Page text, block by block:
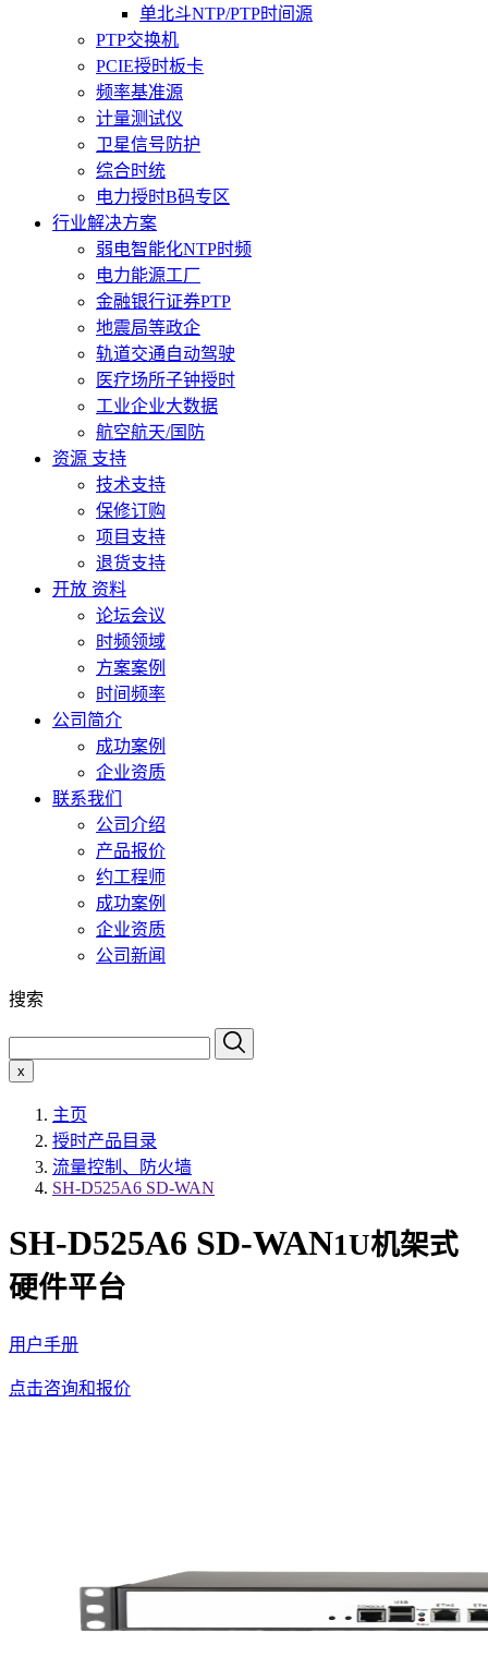
单北斗NTP/PTP时间源
PTP交换机
PCIE授时板卡
频率基准源
计量测试仪
卫星信号防护
综合时统
电力授时B码专区
行业解决方案
弱电智能化NTP时频
电力能源工厂
金融银行证券PTP
地震局等政企
轨道交通自动驾驶
医疗场所子钟授时
工业企业大数据
航空航天/国防
资源 支持
技术支持
保修订购
项目支持
退货支持
开放 资料
论坛会议
时频领域
方案案例
时间频率
公司简介
成功案例
企业资质
联系我们
公司介绍
产品报价
约工程师
成功案例
企业资质
公司新闻
搜索
x
主页
授时产品目录
流量控制、防火墙
SH-D525A6 SD-WAN
SH-D525A6 SD-WAN1U机架式
硬件平台
用户手册
点击咨询和报价